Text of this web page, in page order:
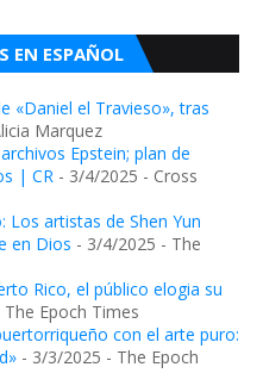
EN ESPAÑOL
«Daniel el Travieso», tras
Marquez
Epstein; plan de
| CR - 3/4/2025 - Cross
Los artistas de Shen Yun
en Dios - 3/4/2025 - The
Rico, el público elogia su
The Epoch Times
con el arte puro:
- 3/3/2025 - The Epoch